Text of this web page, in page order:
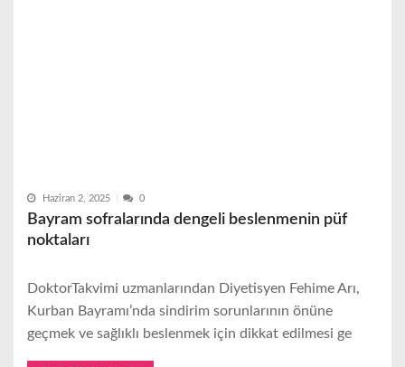
Haziran 2, 2025 0
Bayram sofralarında dengeli beslenmenin püf
noktaları
DoktorTakvimi uzmanlarından Diyetisyen Fehime Arı,
Kurban Bayramı’nda sindirim sorunlarının önüne
geçmek ve sağlıklı beslenmek için dikkat edilmesi ge